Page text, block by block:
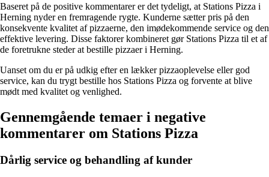
Baseret på de positive kommentarer er det tydeligt, at Stations Pizza i
Herning nyder en fremragende rygte. Kunderne sætter pris på den
konsekvente kvalitet af ​​pizzaerne, den imødekommende service og den
effektive levering. Disse faktorer kombineret gør Stations Pizza til et af
de foretrukne steder at bestille pizzaer i Herning.
Uanset om du er på udkig efter en lækker pizzaoplevelse eller god
service, kan du trygt bestille hos Stations Pizza og forvente at blive
mødt med kvalitet og venlighed.
Gennemgående temaer i negative
kommentarer om Stations Pizza
Dårlig service og behandling af kunder